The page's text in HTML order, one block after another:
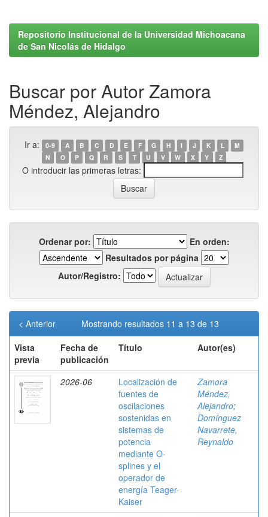
Repositorio Institucional de la Universidad Michoacana
de San Nicolás de Hidalgo
Buscar por Autor Zamora
Méndez, Alejandro
Ir a: 0-9 A B C D E F G H I J K L
M
N
O P Q R S T U V W X Y Z
O introducir las primeras letras:
Ordenar por:
En orden:
Resultados por página
Autor/Registro:
Mostrando resultados 11 a 13 de 13
< Anterior
Vista
previa
Fecha de
publicación
Título Autor(es)
2026-06
Localización de
fuentes de
oscilaciones
sostenidas en
sistemas de
potencia
mediante O-
splines y el
operador de
energía Teager-
Kaiser
Zamora
Méndez,
Alejandro;
Domínguez
Navarrete,
Reynaldo